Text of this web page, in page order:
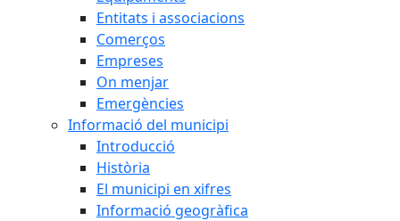
Entitats i associacions
Comerços
Empreses
On menjar
Emergències
Informació del municipi
Introducció
Història
El municipi en xifres
Informació geogràfica